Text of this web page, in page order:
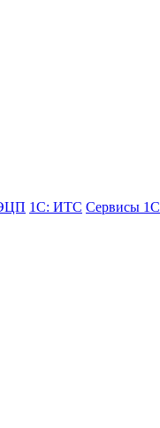
1С: ИТС Сервисы 1С